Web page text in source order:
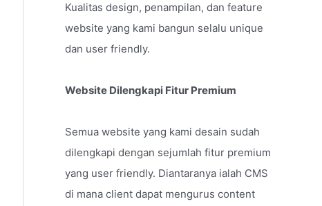
Kualitas design, penampilan, dan feature
website yang kami bangun selalu unique
dan user friendly.
Website Dilengkapi Fitur Premium
Semua website yang kami desain sudah
dilengkapi dengan sejumlah fitur premium
yang user friendly. Diantaranya ialah CMS
di mana client dapat mengurus content